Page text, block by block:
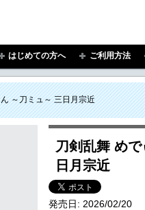
はじめての方へ ご利用方法
～刀ミュ～ 三日月宗近
刀剣乱舞 め
日月宗近
発売日: 2026/02/20